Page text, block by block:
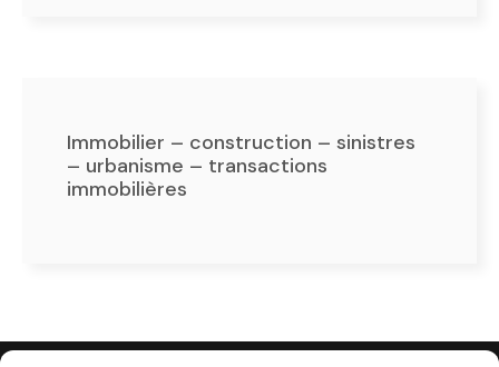
Immobilier – construction – sinistres
– urbanisme – transactions
immobilières